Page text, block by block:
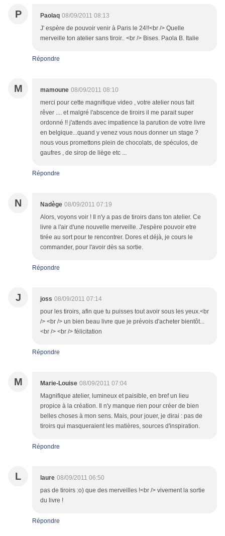
P Paolaq 08/09/2011 08:13
J' espère de pouvoir venir à Paris le 24!!<br /> Quelle
merveille ton atelier sans tiroir.. <br /> Bises. Paola B. Italie
Répondre
M mamoune 08/09/2011 08:10
merci pour cette magnifique video , votre atelier nous fait
rêver .... et malgré l'abscence de tiroirs il me parait super
ordonné !! j'attends avec impatience la parution de votre livre
en belgique...quand y venez vous nous donner un stage ?
nous vous promettons plein de chocolats, de spéculos, de
gaufres , de sirop de liège etc ...
Répondre
N Nadège 08/09/2011 07:19
Alors, voyons voir ! Il n'y a pas de tiroirs dans ton atelier. Ce
livre a l'air d'une nouvelle merveille. J'espère pouvoir etre
tirée au sort pour te rencontrer. Dores et déjà, je cours le
commander, pour l'avoir dès sa sortie.
Répondre
J joss 08/09/2011 07:14
pour les tiroirs, afin que tu puisses tout avoir sous les yeux.<br
/> <br /> un bien beau livre que je prévois d'acheter bientôt...
<br /> <br /> félicitation
Répondre
M Marie-Louise 08/09/2011 07:04
Magnifique atelier, lumineux et paisible, en bref un lieu
propice à la création. Il n'y manque rien pour créer de bien
belles choses à mon sens. Mais, pour jouer, je dirai : pas de
tiroirs qui masqueraient les matières, sources d'inspiration.
Répondre
L laure 08/09/2011 06:50
pas de tiroirs :o) que des merveilles !<br /> vivement la sortie
du livre !
Répondre